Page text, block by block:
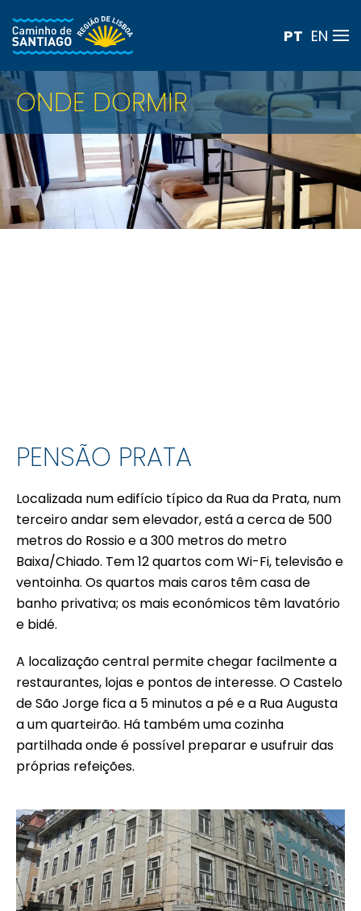
Skip to main content PT EN
ONDE DORMIR
PENSÃO PRATA
Localizada num edifício típico da Rua da Prata, num
terceiro andar sem elevador, está a cerca de 500
metros do Rossio e a 300 metros do metro
Baixa/Chiado. Tem 12 quartos com Wi-Fi, televisão e
ventoinha. Os quartos mais caros têm casa de
banho privativa; os mais económicos têm lavatório
e bidé.
A localização central permite chegar facilmente a
restaurantes, lojas e pontos de interesse. O Castelo
de São Jorge fica a 5 minutos a pé e a Rua Augusta
a um quarteirão. Há também uma cozinha
partilhada onde é possível preparar e usufruir das
próprias refeições.